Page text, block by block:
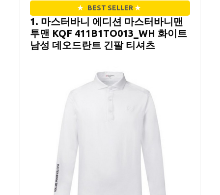
★ BEST SELLER ★
1. 마스터바니 에디션 마스터바니맨
투맨 KQF 411B1TO013_WH 화이트
남성 데오드란트 긴팔 티셔츠